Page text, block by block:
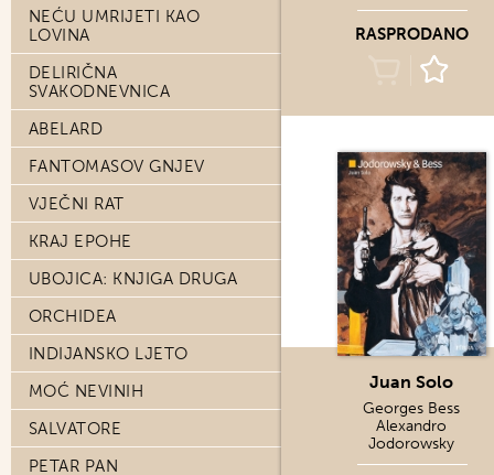
NEĆU UMRIJETI KAO
LOVINA
DELIRIČNA
SVAKODNEVNICA
ABELARD
FANTOMASOV GNJEV
VJEČNI RAT
KRAJ EPOHE
UBOJICA: KNJIGA DRUGA
ORCHIDEA
INDIJANSKO LJETO
MOĆ NEVINIH
SALVATORE
PETAR PAN
RASPRODANO
Juan Solo
Georges Bess
Alexandro
Jodorowsky